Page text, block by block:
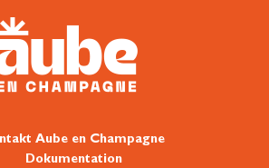
Aube en Champagne
Dokumentation